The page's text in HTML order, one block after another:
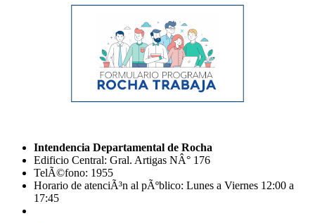
Intendencia Departamental de Rocha
Edificio Central: Gral. Artigas NÂ° 176
TelÃ©fono: 1955
Horario de atenciÃ³n al pÃºblico: Lunes a Viernes 12:00 a
17:45